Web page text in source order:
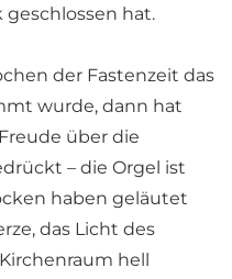
hat.
der Fastenzeit das
wurde, dann hat
über die
– die Orgel ist
haben geläutet
das Licht des
hell